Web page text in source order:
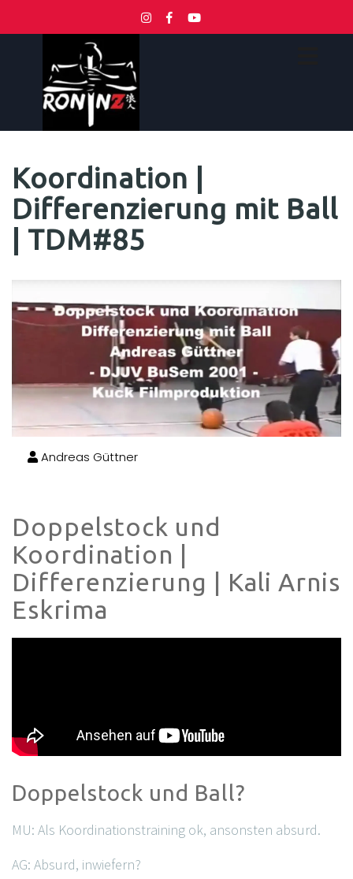
Koordination |
Differenzierung mit Ball
| TDM#85
Andreas Güttner
Doppelstock und
Koordination |
Differenzierung | Kali Arnis
Eskrima
Doppelstock und Ball?
MU: Als Koordinationstraining ok, ansonsten absurd.
AG: Absurd, inwiefern?